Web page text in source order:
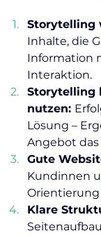
Storytelling
Inhalte, die
Information
Interaktion.
Storytelling
nutzen:
Lösung –
Angebot
Gute
Kundinnen
Klare